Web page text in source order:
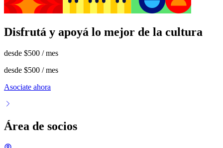
Disfrutá y apoyá lo mejor de la cultura
desde $500 / mes
desde $500 / mes
Asociate ahora
Área de socios